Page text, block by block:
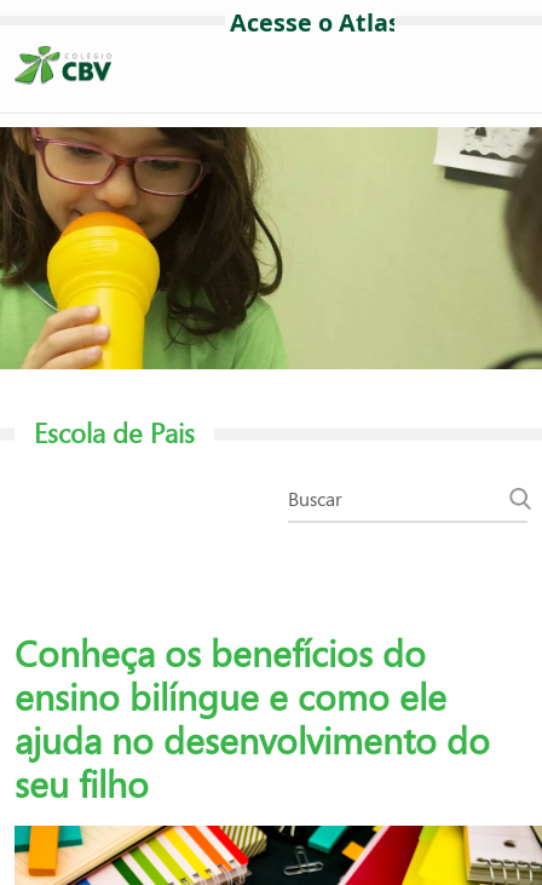
Escola de Pais
Conheça os benefícios do
ensino bilíngue e como ele
ajuda no desenvolvimento do
seu filho